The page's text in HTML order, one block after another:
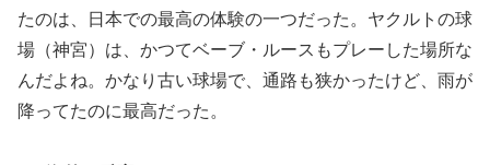
たのは、日本での最高の体験の一つだった。ヤクルトの球
場（神宮）は、かつてベーブ・ルースもプレーした場所な
んだよね。かなり古い球場で、通路も狭かったけど、雨が
降ってたのに最高だった。